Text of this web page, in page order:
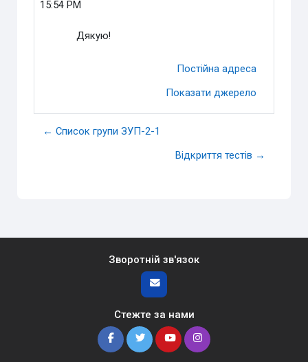
15:54 PM
Дякую!
Постійна адреса
Показати джерело
← Список групи ЗУП-2-1
Відкриття тестів →
Зворотній зв'язок
Стежте за нами